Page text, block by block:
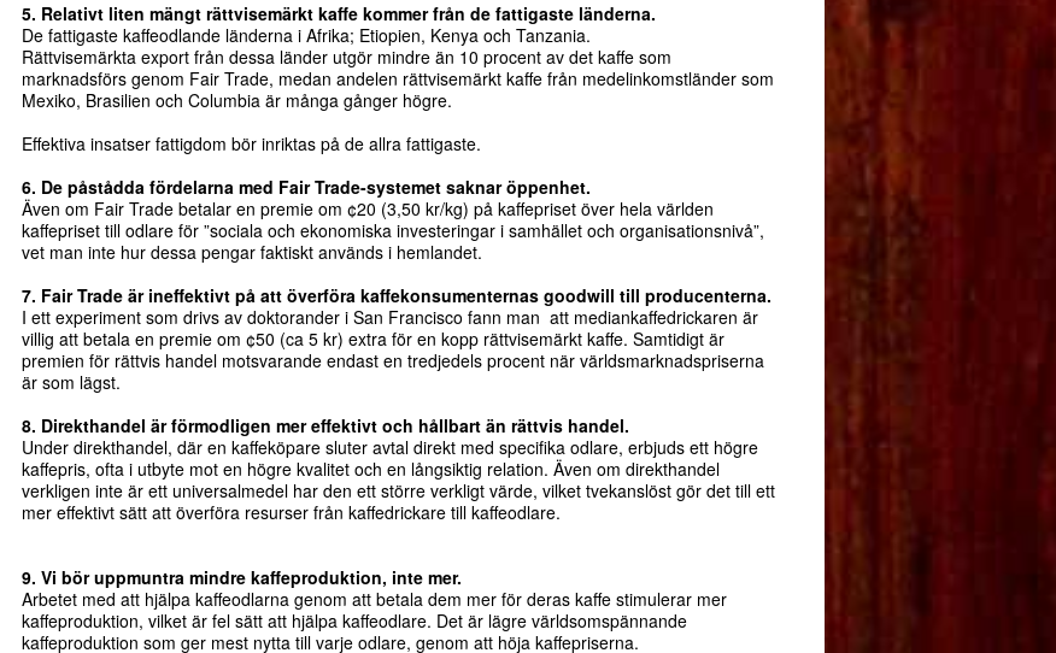
5. Relativt liten mängt rättvisemärkt kaffe kommer från de fattigaste länderna.
De fattigaste kaffeodlande länderna i Afrika; Etiopien, Kenya och Tanzania.
Rättvisemärkta export från dessa länder utgör mindre än 10 procent av det kaffe som
marknadsförs genom Fair Trade, medan andelen rättvisemärkt kaffe från medelinkomstländer som
Mexiko, Brasilien och Columbia är många gånger högre.
Effektiva insatser fattigdom bör inriktas på de allra fattigaste.
6. De påstådda fördelarna med Fair Trade-systemet saknar öppenhet.
Även om Fair Trade betalar en premie om ¢20 (3,50 kr/kg) på kaffepriset över hela världen
kaffepriset till odlare för ”sociala och ekonomiska investeringar i samhället och organisationsnivå”,
vet man inte hur dessa pengar faktiskt används i hemlandet.
7. Fair Trade är ineffektivt på att överföra kaffekonsumenternas goodwill till producenterna.
I ett experiment som drivs av doktorander i San Francisco fann man att mediankaffedrickaren är
villig att betala en premie om ¢50 (ca 5 kr) extra för en kopp rättvisemärkt kaffe. Samtidigt är
premien för rättvis handel motsvarande endast en tredjedels procent när världsmarknadspriserna
är som lägst.
8. Direkthandel är förmodligen mer effektivt och hållbart än rättvis handel.
Under direkthandel, där en kaffeköpare sluter avtal direkt med specifika odlare, erbjuds ett högre
kaffepris, ofta i utbyte mot en högre kvalitet och en långsiktig relation. Även om direkthandel
verkligen inte är ett universalmedel har den ett större verkligt värde, vilket tvekanslöst gör det till ett
mer effektivt sätt att överföra resurser från kaffedrickare till kaffeodlare.
9. Vi bör uppmuntra mindre kaffeproduktion, inte mer.
Arbetet med att hjälpa kaffeodlarna genom att betala dem mer för deras kaffe stimulerar mer
kaffeproduktion, vilket är fel sätt att hjälpa kaffeodlare. Det är lägre världsomspännande
kaffeproduktion som ger mest nytta till varje odlare, genom att höja kaffepriserna.